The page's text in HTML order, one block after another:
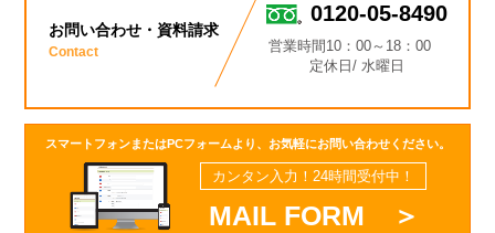
お問い合わせ・資料請求
Contact
0120-05-8490
営業時間10：00～18：00
定休日/ 水曜日
スマートフォンまたはPCフォームより、お気軽にお問い合わせください。
カンタン入力！24時間受付中！
MAIL FORM ＞